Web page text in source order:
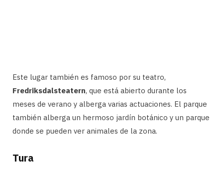
Este lugar también es famoso por su teatro,
Fredriksdalsteatern, que está abierto durante los
meses de verano y alberga varias actuaciones. El parque
también alberga un hermoso jardín botánico y un parque
donde se pueden ver animales de la zona.
Tura